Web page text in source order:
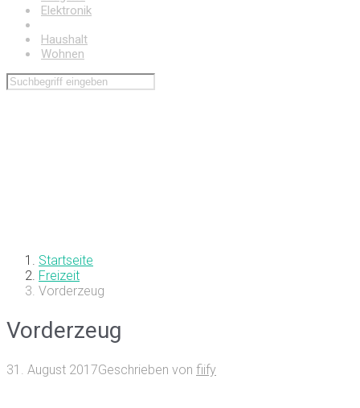
Elektronik
Haushalt
Wohnen
Startseite
Freizeit
Vorderzeug
Vorderzeug
31. August 2017Geschrieben von fiify